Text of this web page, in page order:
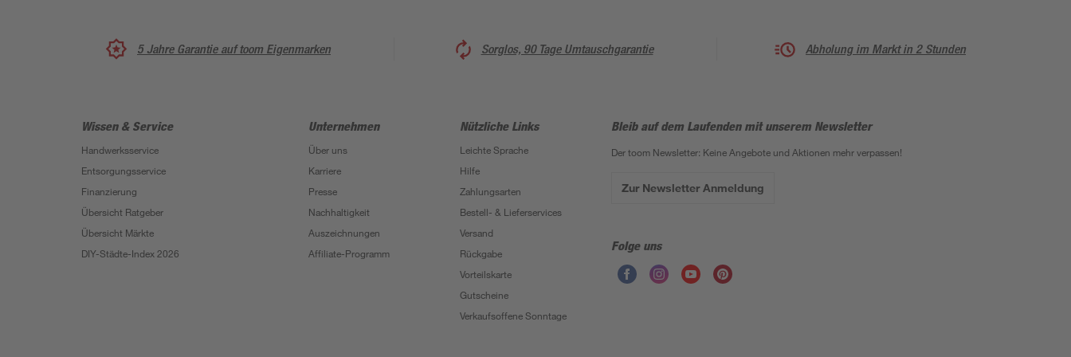
5 Jahre Garantie auf toom Eigenmarken Sorglos, 90 Tage Umtauschgarantie Abholung im Markt in 2 Stunden
Wissen & Service
Handwerksservice
Entsorgungsservice
Finanzierung
Übersicht Ratgeber
Übersicht Märkte
DIY-Städte-Index 2026
Unternehmen
Über uns
Karriere
Presse
Nachhaltigkeit
Auszeichnungen
Affiliate-Programm
Nützliche Links
Leichte Sprache
Hilfe
Zahlungsarten
Bestell- & Lieferservices
Versand
Rückgabe
Vorteilskarte
Gutscheine
Verkaufsoffene Sonntage
Bleib auf dem Laufenden mit unserem Newsletter
Der toom Newsletter: Keine Angebote und Aktionen mehr verpassen!
Zur Newsletter Anmeldung
Folge uns